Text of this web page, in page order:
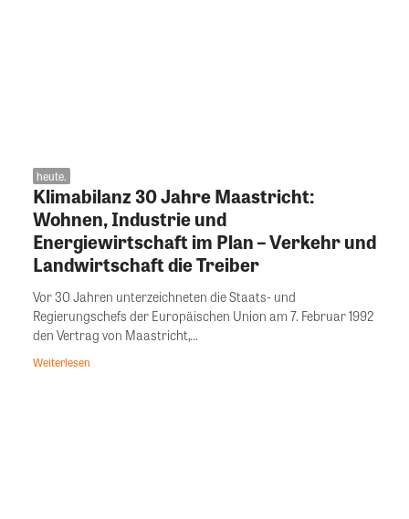
heute.
Klimabilanz 30 Jahre Maastricht:
Wohnen, Industrie und
Energiewirtschaft im Plan – Verkehr und
Landwirtschaft die Treiber
Vor 30 Jahren unterzeichneten die Staats- und
Regierungschefs der Europäischen Union am 7. Februar 1992
den Vertrag von Maastricht,...
Weiterlesen